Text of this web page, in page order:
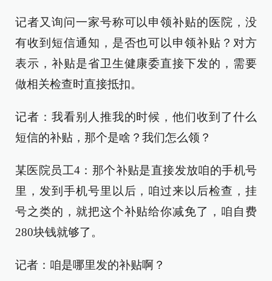
记者又询问一家号称可以申领补贴的医院，没
有收到短信通知，是否也可以申领补贴？对方
表示，补贴是省卫生健康委直接下发的，需要
做相关检查时直接抵扣。
记者：我看别人推我的时候，他们收到了什么
短信的补贴，那个是啥？我们怎么领？
某医院员工4：那个补贴是直接发放咱的手机号
里，发到手机号里以后，咱过来以后检查，挂
号之类的，就把这个补贴给你减免了，咱自费
280块钱就够了。
记者：咱是哪里发的补贴啊？